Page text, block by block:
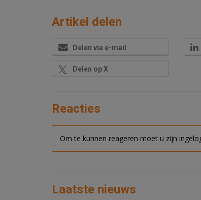
Artikel delen
Delen via e-mail
Delen op X
Reacties
Om te kunnen reageren moet u zijn
Laatste nieuws